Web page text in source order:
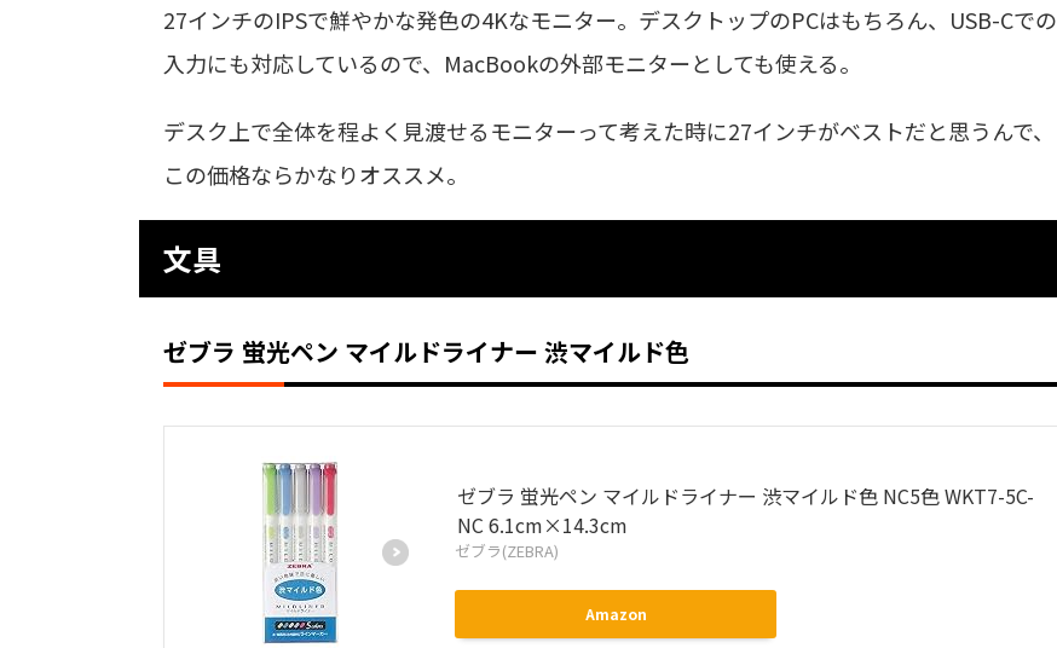
27インチのIPSで鮮やかな発色の4Kなモニター。デスクトップのPCはもちろん、USB-Cでの
入力にも対応しているので、MacBookの外部モニターとしても使える。
デスク上で全体を程よく見渡せるモニターって考えた時に27インチがベストだと思うんで、
この価格ならかなりオススメ。
文具
ゼブラ 蛍光ペン マイルドライナー 渋マイルド色
ゼブラ 蛍光ペン マイルドライナー 渋マイルド色 NC5色 WKT7-5C-
NC 6.1cm×14.3cm
ゼブラ(ZEBRA)
Amazon